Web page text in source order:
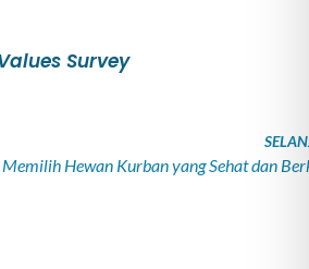
Survey
Hewan Kurban yang Sehat dan